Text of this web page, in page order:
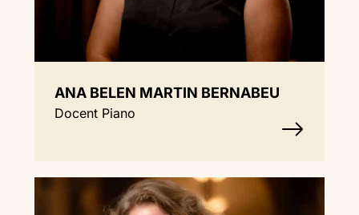
ANA BELEN MARTIN BERNABEU
Docent Piano